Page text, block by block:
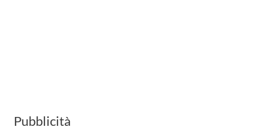
Pubblicità